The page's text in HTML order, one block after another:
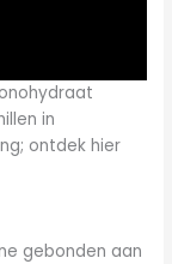
in
ontdek hier
gebonden aan